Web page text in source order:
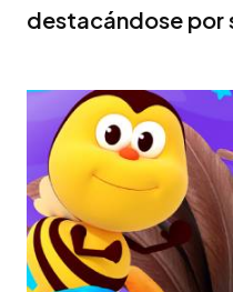
destacándose por